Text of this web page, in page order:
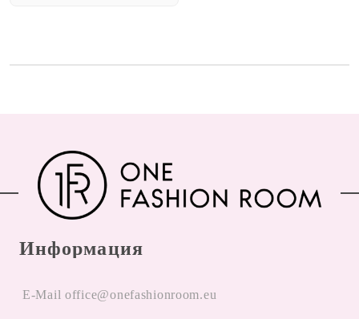
Информация
E-Mail office@onefashionroom.eu